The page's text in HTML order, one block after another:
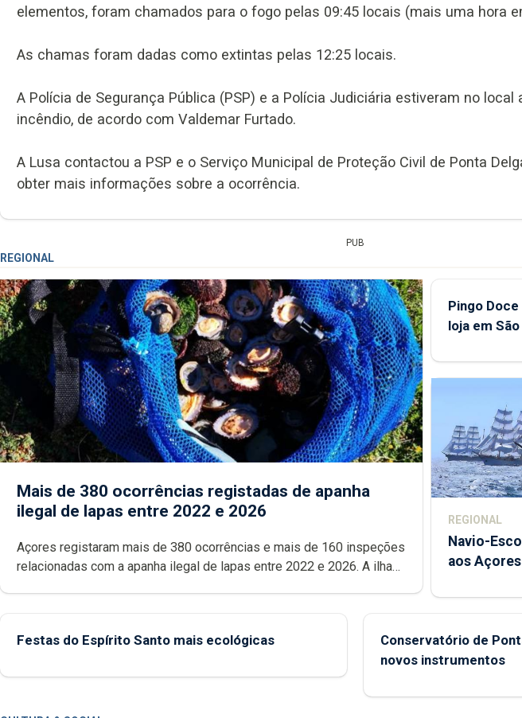
elementos, foram chamados para o fogo pelas 09:45 locais (mais uma hora
As chamas foram dadas como extintas pelas 12:25 locais.
A Polícia de Segurança Pública (PSP) e a Polícia Judiciária estiveram no
incêndio, de acordo com Valdemar Furtado.
A Lusa contactou a PSP e o Serviço Municipal de Proteção Civil de Ponta
obter mais informações sobre a ocorrência.
PUB
REGIONAL
Mais de 380 ocorrências registadas de apanha
ilegal de lapas entre 2022 e 2026
Açores registaram mais de 380 ocorrências e mais de 160 inspeções
relacionadas com a apanha ilegal de lapas entre 2022 e 2026. A ilha
Pingo
loja em
REGIONAL
Navio-
aos Açores
Festas do Espírito Santo mais ecológicas
Conservatório de
novos instrumentos